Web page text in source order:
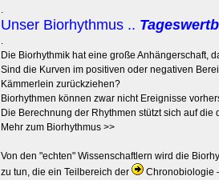
.
Unser Biorhythmus ..
.
Die Biorhythmik hat eine große Anhängerschaft,
Sind die Kurven im positiven oder negativen
Kämmerlein zurückziehen?
Biorhythmen können zwar nicht Ereignisse
Die Berechnung der Rhythmen stützt sich auf
Mehr zum Biorhythmus >>
Von den "echten" Wissenschaftlern wird die
zu tun, die ein Teilbereich der
Chronobiologie